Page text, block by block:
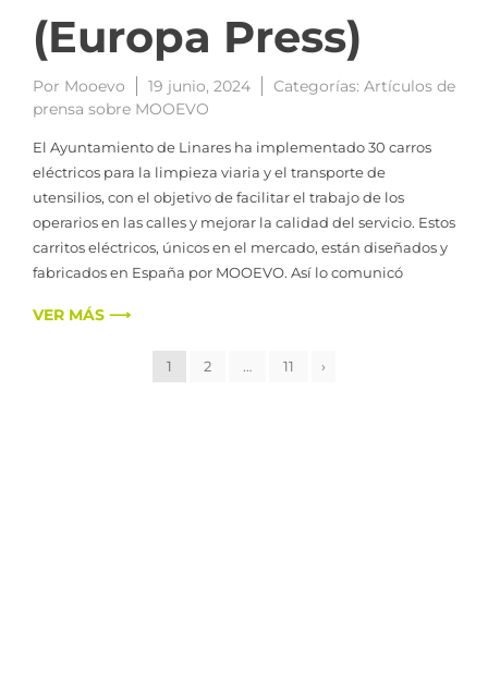
(Europa Press)
Por Mooevo 19 junio, 2024 Categorías: Artículos de
prensa sobre MOOEVO
El Ayuntamiento de Linares ha implementado 30 carros
eléctricos para la limpieza viaria y el transporte de
utensilios, con el objetivo de facilitar el trabajo de los
operarios en las calles y mejorar la calidad del servicio. Estos
carritos eléctricos, únicos en el mercado, están diseñados y
fabricados en España por MOOEVO. Así lo comunicó
VER MÁS ⟶
1 2 … 11 ›